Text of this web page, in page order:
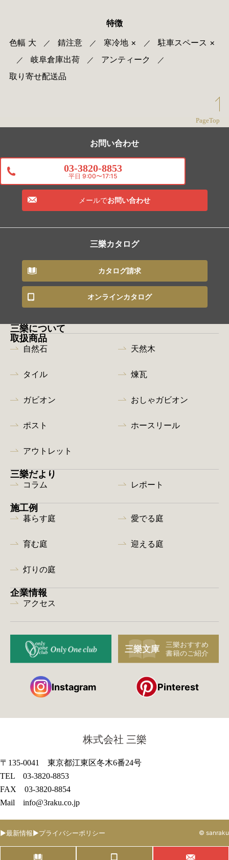
特徴
色幅 大 ／ 錆注意／ 寒冷地 × ／ 駐車スペース ×
／ 岐阜倉庫出荷／ アンティーク ／
取り寄せ配送品
PageTop
お問い合わせ
03-3820-8853
平日 9:00〜17:15
メールでお問い合わせ
三樂カタログ
カタログ請求
オンラインカタログ
三樂について
取扱商品
自然石 天然木
タイル 煉瓦
ガビオン おしゃガビオン
ポスト ホースリール
アウトレット
三樂だより
コラム レポート
施工例
暮らす庭 愛でる庭
育む庭 迎える庭
灯りの庭
企業情報
アクセス
Instagram Pinterest
株式会社 三樂
〒135-0041 東京都江東区冬木6番24号
TEL 03-3820-8853
FAX 03-3820-8854
Mail info@3raku.co.jp
最新情報 プライバシーポリシー © sanraku